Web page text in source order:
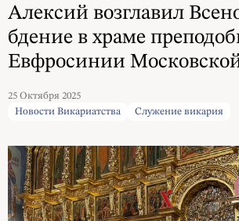
Алексий возглавил
бдение в храме
Евфросинии
25 Октября 2025
Новости Викариатства
Служение викария